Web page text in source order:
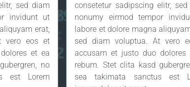
sed diam
invidunt ut
erat,
vero eos et
et ea
no
est Lorem
consetetur sadipscing elitr,
nonumy eirmod tempor
labore et dolore magna
sed diam voluptua. At vero
accusam et justo duo dolores
rebum. Stet clita kasd
sea takimata sanctus est